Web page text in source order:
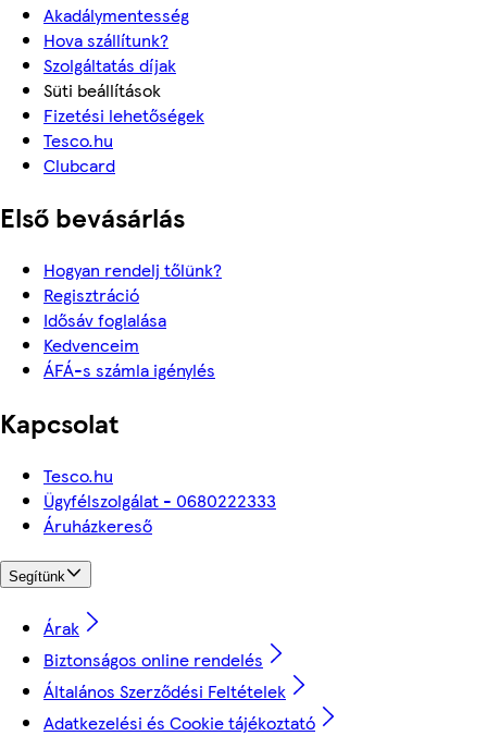
Akadálymentesség
Hova szállítunk?
Szolgáltatás díjak
Süti beállítások
Fizetési lehetőségek
Tesco.hu
Clubcard
Első bevásárlás
Hogyan rendelj tőlünk?
Regisztráció
Idősáv foglalása
Kedvenceim
ÁFÁ-s számla igénylés
Kapcsolat
Tesco.hu
Ügyfélszolgálat - 0680222333
Áruházkereső
Segítünk
Árak
Biztonságos online rendelés
Általános Szerződési Feltételek
Adatkezelési és Cookie tájékoztató